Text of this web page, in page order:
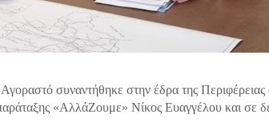
συναντήθηκε στην έδρα της
«ΑλλάΖουμε» Νίκος Ευαγγέλου και σε